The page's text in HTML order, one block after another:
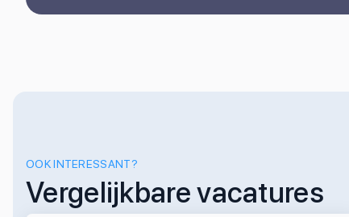
OOK INTERESSANT?
Vergelijkbare vacatures